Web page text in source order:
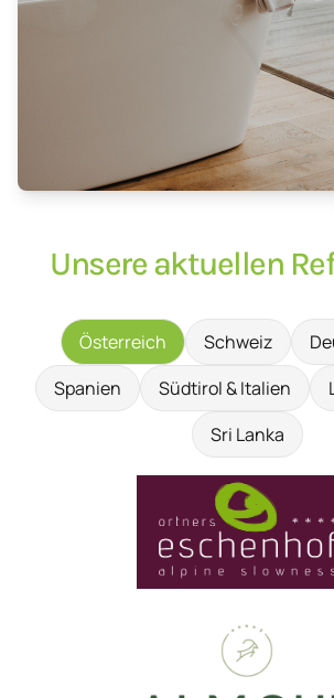
Unsere aktuellen
Österreich Schweiz
Spanien
Südtirol & Italien
Sri Lanka